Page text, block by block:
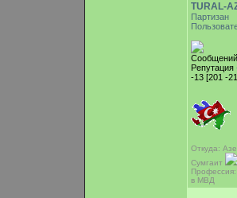
TURAL-
Партизан
Репутация
-13 [201 -
Откуда:
Сумгаит
Профессия:
в МВД